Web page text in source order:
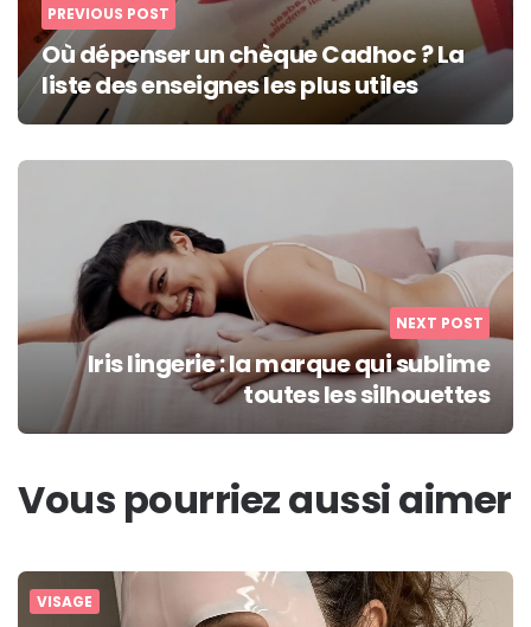
PREVIOUS POST
Où dépenser un chèque Cadhoc ? La
liste des enseignes les plus utiles
NEXT POST
Iris lingerie : la marque qui sublime
toutes les silhouettes
Vous pourriez aussi aimer
VISAGE